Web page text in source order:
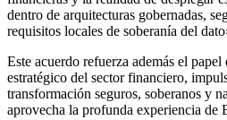
dentro de arquitecturas gobernadas,
requisitos locales de soberanía del
Este acuerdo refuerza además el
estratégico del sector financiero,
transformación seguros, soberanos y
aprovecha la profunda experiencia de